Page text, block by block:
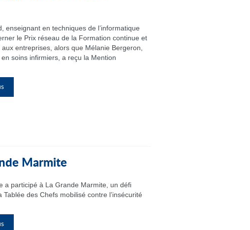
enseignant en techniques de l’informatique
le Prix réseau de la Formation continue et
entreprises, alors que Mélanie Bergeron,
soins infirmiers, a reçu la Mention
Marmite
a participé à La Grande Marmite, un défi
Tablée des Chefs mobilisé contre l’insécurité